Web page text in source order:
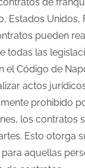
Estados Unidos,
pueden
todas las
el Código de
actos
prohibido
los contratos
Esto otorga
aquellas